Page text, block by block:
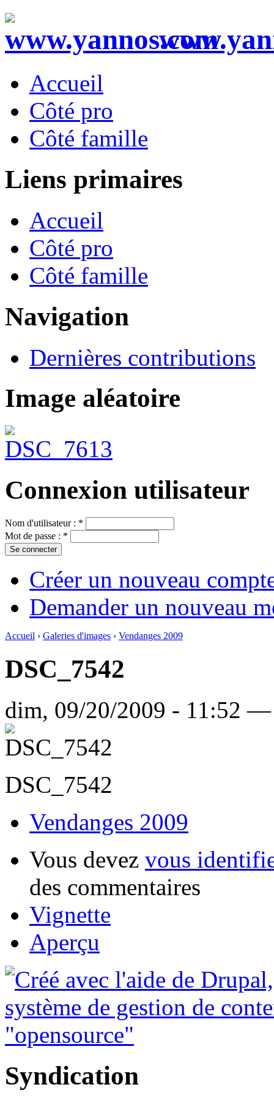
Accueil
Côté pro
Côté famille
Liens primaires
Accueil
Côté pro
Côté famille
Navigation
Dernières contributions
Image aléatoire
Connexion utilisateur
Nom d'utilisateur : *
Mot de passe : *
Créer un nouveau
Demander un nouveau
Accueil › Galeries d'images › Vendanges 2009
DSC_7542
dim, 09/20/2009 - 11:52 —
DSC_7542
Vendanges 2009
Vous devez vous
des commentaires
Vignette
Aperçu
Syndication